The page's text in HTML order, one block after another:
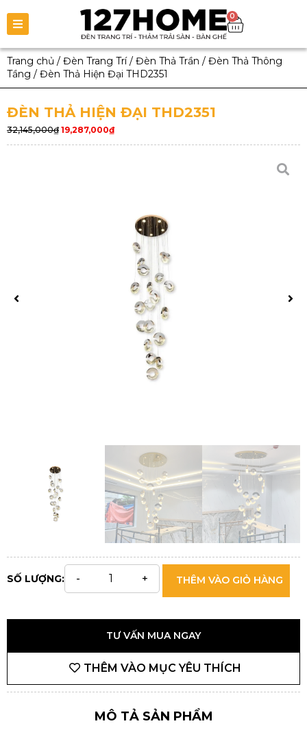
0
Trang chủ / Đèn Trang Trí/ Đèn Thả Trần / Đèn Thả Thông
Tầng / Đèn Thả Hiện Đại THD2351
ĐÈN THẢ HIỆN ĐẠI THD2351
32,145,000₫ 19,287,000₫
SỐ LƯỢNG: THÊM VÀO GIỎ HÀNG
TƯ VẤN MUA NGAY
THÊM VÀO MỤC YÊU THÍCH
MÔ TẢ SẢN PHẨM